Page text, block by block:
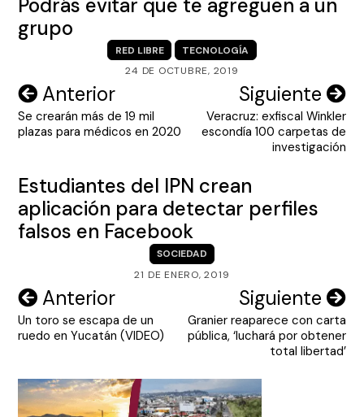
Podrás evitar que te agreguen a un
grupo
RED LIBRE
TECNOLOGÍA
24 DE OCTUBRE, 2019
Navegación
de
Anterior
Se crearán más de 19 mil
plazas para médicos en 2020
Siguiente
Veracruz: exfiscal Winkler
escondía 100 carpetas de
investigación
Estudiantes del IPN crean
aplicación para detectar perfiles
falsos en Facebook
SOCIEDAD
21 DE ENERO, 2019
Navegación
de
Anterior
Un toro se escapa de un
ruedo en Yucatán (VIDEO)
Siguiente
Granier reaparece con carta
pública, ‘luchará por obtener
total libertad’